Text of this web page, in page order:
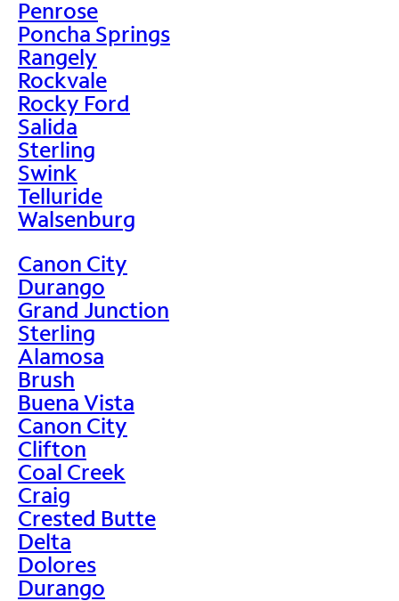
Penrose
Poncha Springs
Rangely
Rockvale
Rocky Ford
Salida
Sterling
Swink
Telluride
Walsenburg
Canon City
Durango
Grand Junction
Sterling
Alamosa
Brush
Buena Vista
Canon City
Clifton
Coal Creek
Craig
Crested Butte
Delta
Dolores
Durango